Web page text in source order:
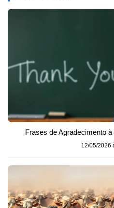
Frases de Agradecimento
12/05/2026